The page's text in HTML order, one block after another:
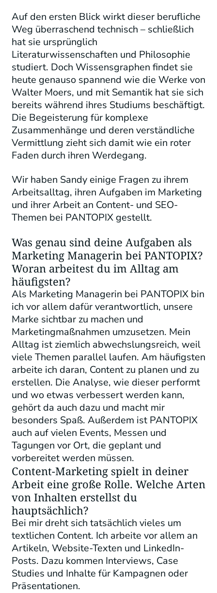
Auf den ersten Blick wirkt dieser berufliche
Weg überraschend technisch – schließlich
hat sie ursprünglich
Literaturwissenschaften und Philosophie
studiert. Doch Wissensgraphen findet sie
heute genauso spannend wie die Werke von
Walter Moers, und mit Semantik hat sie sich
bereits während ihres Studiums beschäftigt.
Die Begeisterung für komplexe
Zusammenhänge und deren verständliche
Vermittlung zieht sich damit wie ein roter
Faden durch ihren Werdegang.
Wir haben Sandy einige Fragen zu ihrem
Arbeitsalltag, ihren Aufgaben im Marketing
und ihrer Arbeit an Content- und SEO-
Themen bei PANTOPIX gestellt.
Was genau sind deine Aufgaben als
Marketing Managerin bei PANTOPIX?
Woran arbeitest du im Alltag am
häufigsten?
Als Marketing Managerin bei PANTOPIX bin
ich vor allem dafür verantwortlich, unsere
Marke sichtbar zu machen und
Marketingmaßnahmen umzusetzen. Mein
Alltag ist ziemlich abwechslungsreich, weil
viele Themen parallel laufen. Am häufigsten
arbeite ich daran, Content zu planen und zu
erstellen. Die Analyse, wie dieser performt
und wo etwas verbessert werden kann,
gehört da auch dazu und macht mir
besonders Spaß. Außerdem ist PANTOPIX
auch auf vielen Events, Messen und
Tagungen vor Ort, die geplant und
vorbereitet werden müssen.
Content-Marketing spielt in deiner
Arbeit eine große Rolle. Welche Arten
von Inhalten erstellst du
hauptsächlich?
Bei mir dreht sich tatsächlich vieles um
textlichen Content. Ich arbeite vor allem an
Artikeln, Website-Texten und LinkedIn-
Posts. Dazu kommen Interviews, Case
Studies und Inhalte für Kampagnen oder
Präsentationen.